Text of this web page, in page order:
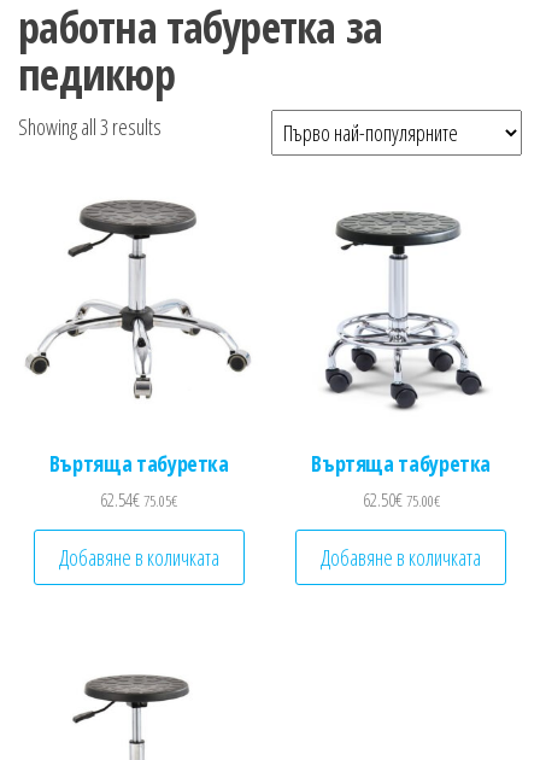
работна табуретка за
педикюр
Showing all 3 results Sorted by popularity
Въртяща табуретка
62.54€75.05€
Добавяне в количката
Въртяща табуретка
62.50€75.00€
Добавяне в количката